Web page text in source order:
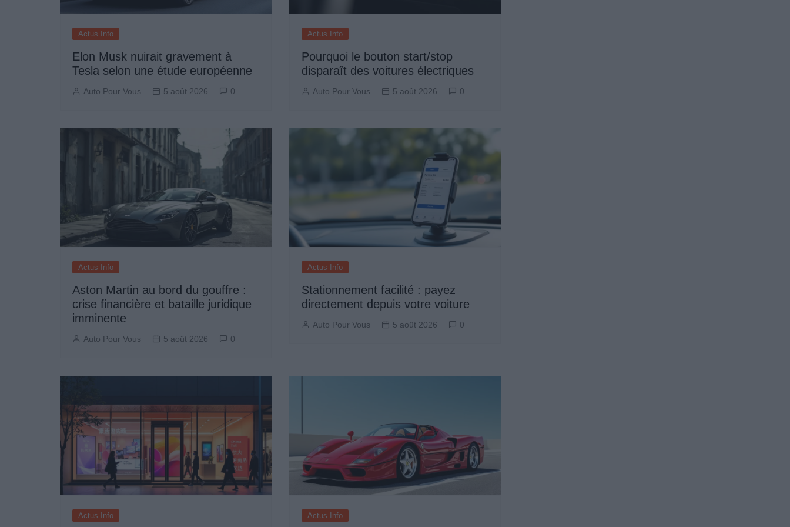
Actus Info
Elon Musk nuirait gravement à
Tesla selon une étude européenne
Auto Pour Vous 5 août 2026 0
Actus Info
Pourquoi le bouton start/stop
disparaît des voitures électriques
Auto Pour Vous 5 août 2026 0
Actus Info
Aston Martin au bord du gouffre :
crise financière et bataille juridique
imminente
Auto Pour Vous 5 août 2026 0
Actus Info
Stationnement facilité : payez
directement depuis votre voiture
Auto Pour Vous 5 août 2026 0
Actus Info Actus Info